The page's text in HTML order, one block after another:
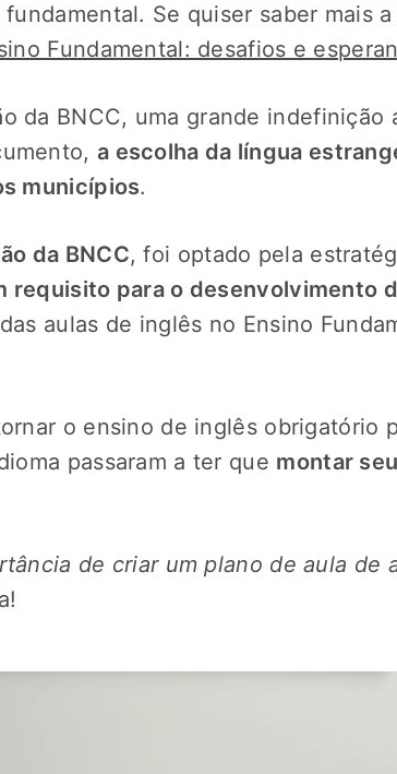
Se quiser saber mais
Fundamental: desafios e
da BNCC, uma grande
a escolha da língua
municípios.
da BNCC, foi optado pela
requisito para o desenvolvimento
aulas de inglês no Ensino
o ensino de inglês obrigatório
passaram a ter que montar
de criar um plano de aula de